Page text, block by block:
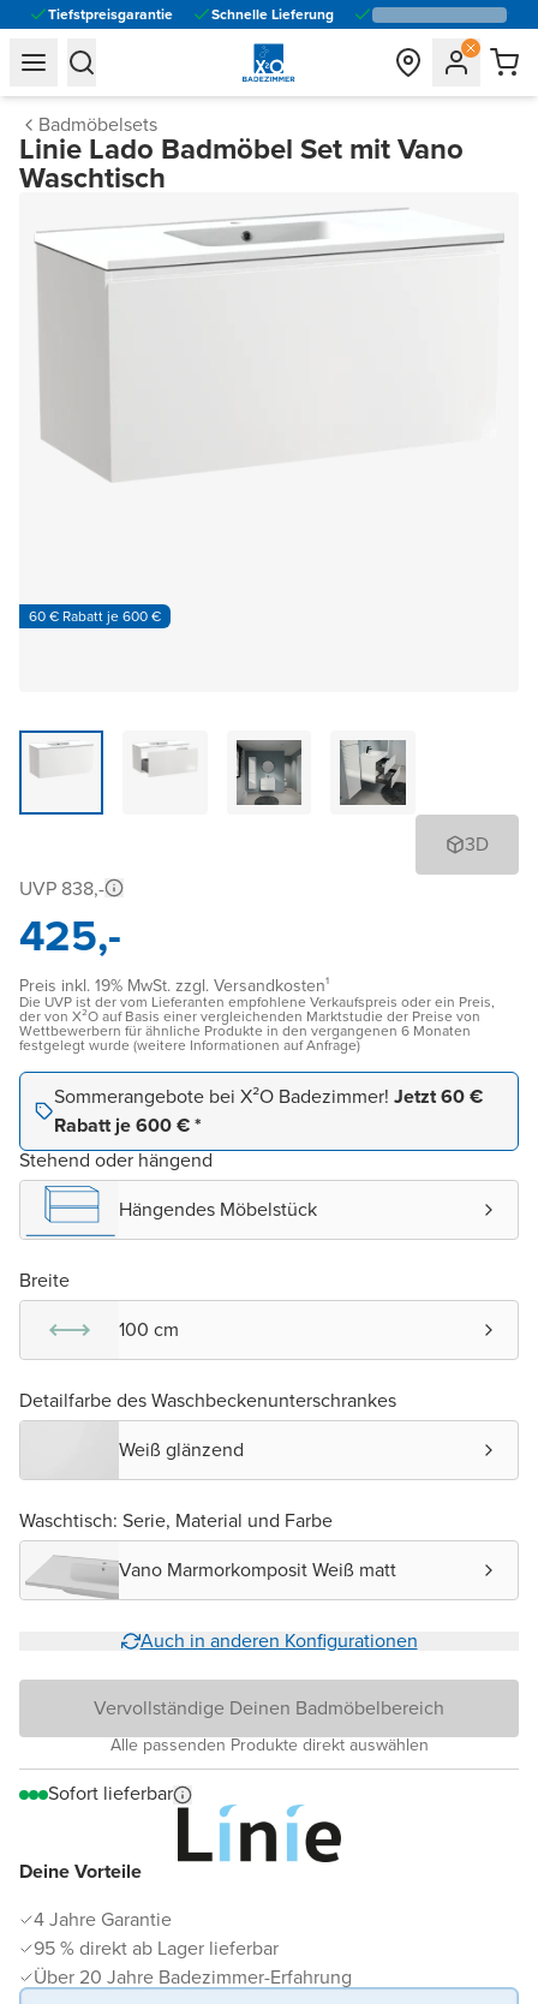
Tiefstpreisgarantie Schnelle Lieferung
general.navigation.toggle_menu.label
general.navigation.toggle_menu.label
Badmöbelsets
Linie Lado Badmöbel Set mit Vano
Waschtisch
60 € Rabatt je 600 €
3D
Deine Vorteile
4 Jahre Garantie
95 % direkt ab Lager lieferbar
Über 20 Jahre Badezimmer-Erfahrung
UVP 838,-
425,-
Preis inkl. 19% MwSt. zzgl. Versandkosten¹
Die UVP ist der vom Lieferanten empfohlene Verkaufspreis oder ein Preis,
der von X²O auf Basis einer vergleichenden Marktstudie der Preise von
Wettbewerbern für ähnliche Produkte in den vergangenen 6 Monaten
festgelegt wurde (weitere Informationen auf Anfrage)
Sommerangebote bei X²O Badezimmer! Jetzt 60 €
Rabatt je 600 € *
Stehend oder hängend
Hängendes Möbelstück
Breite
100 cm
Detailfarbe des Waschbeckenunterschrankes
Weiß glänzend
Waschtisch: Serie, Material und Farbe
Vano Marmorkomposit Weiß matt
Auch in anderen Konfigurationen
Vervollständige Deinen Badmöbelbereich
Alle passenden Produkte direkt auswählen
Sofort lieferbar